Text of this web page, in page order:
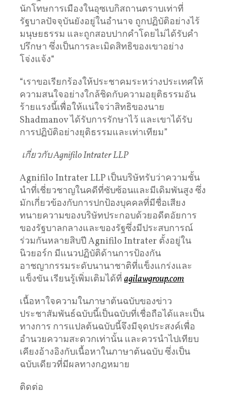
นักโทษการเมืองในอุซเบกิสถานตราบเท่าที่
รัฐบาลปัจจุบันยังอยู่ในอำนาจ ถูกปฏิบัติอย่างไร้
มนุษยธรรม และถูกสอบปากคำโดยไม่ได้รับคำ
ปรึกษา ซึ่งเป็นการละเมิดสิทธิของเขาอย่าง
โจ่งแจ้ง“
“เราขอเรียกร้องให้ประชาคมระหว่างประเทศให้
ความสนใจอย่างใกล้ชิดกับความอยุติธรรมอัน
ร้ายแรงนี้เพื่อให้แน่ใจว่าสิทธิของนาย
Shadmanov ได้รับการรักษาไว้ และเขาได้รับ
การปฏิบัติอย่างยุติธรรมและเท่าเทียม”
เกี่ยวกับ Agnifilo Intrater LLP
Agnifilo Intrater LLP เป็นบริษัทรับว่าความชั้น
นำที่เชี่ยวชาญในคดีที่ซับซ้อนและมีเดิมพันสูง ซึ่ง
มักเกี่ยวข้องกับการปกป้องบุคคลที่มีชื่อเสียง
ทนายความของบริษัทประกอบด้วยอดีตอัยการ
ของรัฐบาลกลางและของรัฐซึ่งมีประสบการณ์
ร่วมกันหลายสิบปี Agnifilo Intrater ตั้งอยู่ใน
นิวยอร์ก มีแนวปฏิบัติด้านการป้องกัน
อาชญากรรมระดับนานาชาติที่แข็งแกร่งและ
แข็งขัน เรียนรู้เพิ่มเติมได้ที่ agilawgroup.com
เนื้อหาใจความในภาษาต้นฉบับของข่าว
ประชาสัมพันธ์ฉบับนี้เป็นฉบับที่เชื่อถือได้และเป็น
ทางการ การแปลต้นฉบับนี้จึงมีจุดประสงค์เพื่อ
อำนวยความสะดวกเท่านั้น และควรนำไปเทียบ
เคียงอ้างอิงกับเนื้อหาในภาษาต้นฉบับ ซึ่งเป็น
ฉบับเดียวที่มีผลทางกฎหมาย
ติดต่อ